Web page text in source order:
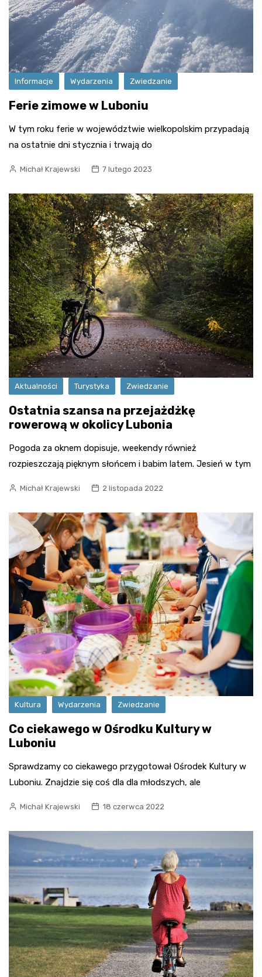
Informacje Wydarzenia Zwiedzanie
Ferie zimowe w Luboniu
W tym roku ferie w województwie wielkopolskim przypadają
na ostatnie dni stycznia i trwają do
Michał Krajewski 7 lutego 2023
Aktualności Turystyka Zwiedzanie
Ostatnia szansa na przejażdżkę
rowerową w okolicy Lubonia
Pogoda za oknem dopisuje, weekendy również
rozpieszczają pięknym słońcem i babim latem. Jesień w tym
Michał Krajewski 2 listopada 2022
Kultura Wydarzenia Zwiedzanie
Co ciekawego w Ośrodku Kultury w
Luboniu
Sprawdzamy co ciekawego przygotował Ośrodek Kultury w
Luboniu. Znajdzie się coś dla dla młodszych, ale
Michał Krajewski 18 czerwca 2022